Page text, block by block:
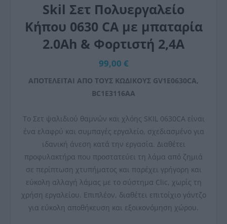
Skil Σετ Πολυεργαλείο
Κήπου 0630 CA με μπαταρία
2.0Ah & Φορτιστή 2,4Α
99,00 €
ΑΠΟΤΕΛΕΙΤΑΙ ΑΠΟ ΤΟΥΣ ΚΩΔΙΚΟΥΣ GV1E0630CA,
BC1E3116AA
Το Σετ ψαλιδιού θαμνών και χλόης SKIL 0630CA είναι
ένα ελαφρύ και συμπαγές εργαλείο, σχεδιασμένο για
ιδανική άνεση κατά την εργασία. Διαθέτει
προφυλακτήρα που προστατεύει τη λάμα από ζημιά
σε περίπτωση χτυπήματος και παρέχει γρήγορη και
εύκολη αλλαγή λάμας με το σύστημα Clic, χωρίς τη
χρήση εργαλείου. Επιπλέον, διαθέτει επιτοίχιο γάντζο
για εύκολη αποθήκευση και εξοικονόμηση χώρου.